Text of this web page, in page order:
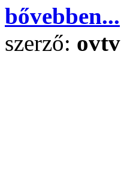
bővebben...
szerző: ovtv